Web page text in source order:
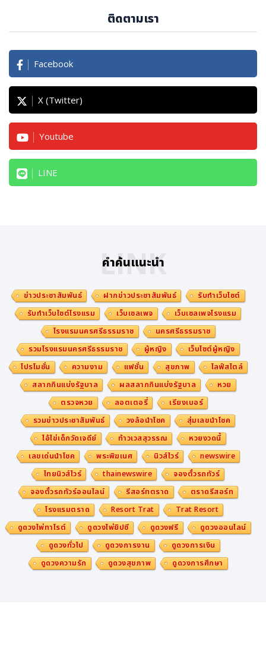
ติดตามเรา
Facebook
X (Twitter)
Youtube
LINE
คำค้นแนะนำ
LINK
ข่าวประชาสัมพันธ์ ฝากข่าวประชาสัมพันธ์
รับทำเว็บไซต์
รับทำเว็บไซต์โรงแรม
เว็บเซลเพจ
เว็บเซลเพจโรงแรม
โรงแรมนครศรีธรรมราช
นครศรีธรรมราช
รวมโรงแรมนครศรีธรรมราช
ผู้หญิง
เว็บไซต์ผู้หญิง
โปรโมชั่น
ความงาม แฟชั่น สุขภาพ
ไลฟ์สไตล์
สลากกินแบ่งรัฐบาล
ผลสลากกินแบ่งรัฐบาล
หวย
ตรวจหวย
ลอตเตอรี่
เรียงเบอร์
รวมข่าวประชาสัมพันธ์
วงล้อนำโชค
สุ่มเลขนำโชค
ไอ้ไข่เด็กวัดเจดีย์
ท้าวเวสสุวรรณ
หวยงวดนี้
เลขเด่นนำโชค
พระพิฆเนศ นิวส์ไวร์
newswire
ไทยนิวส์ไวร์
thainewswire
จองตั๋วรถทัวร์
จองตั๋วรถทัวร์ออนไลน์
รีสอร์ทตราด
ตราดรีสอร์ท
โรงแรมตราด
Resort Trat
Trat Resort
ดูดวงไพ่ทาโรต์
ดูดวงไพ่ยิปซี ดูดวงฟรี
ดูดวงออนไลน์
ดูดวงทั่วไป
ดูดวงการงาน
ดูดวงการเงิน
ดูดวงความรัก
ดูดวงสุขภาพ ดูดวงการศึกษา